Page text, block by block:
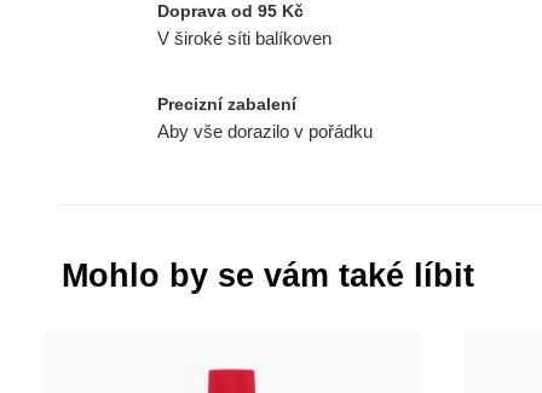
Doprava od 95 Kč
V široké síti balíkoven
Precizní zabalení
Aby vše dorazilo v pořádku
Mohlo by se vám také líbit